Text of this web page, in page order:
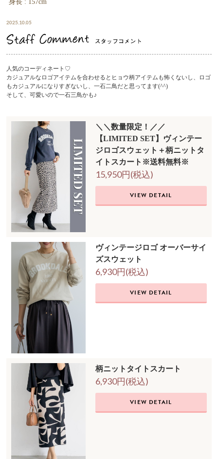
身長 : 157cm
2025.10.05
人気のコーディネート♡
カジュアルなロゴアイテムを合わせるとヒョウ柄アイテムも怖くないし、ロゴ
もカジュアルになりすぎないし、一石二鳥だと思ってます(^^)
そして、可愛いので一石三鳥かも♪
＼＼数量限定！／／
【LIMITED SET】ヴィンテー
ジロゴスウェット＋柄ニットタ
イトスカート※送料無料※
15,950円(税込)
VIEW DETAIL
ヴィンテージロゴ オーバーサイ
ズスウェット
6,930円(税込)
VIEW DETAIL
柄ニットタイトスカート
6,930円(税込)
VIEW DETAIL